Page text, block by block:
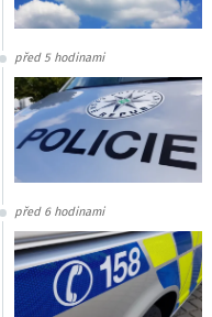
před 5 hodinami
před 6 hodinami